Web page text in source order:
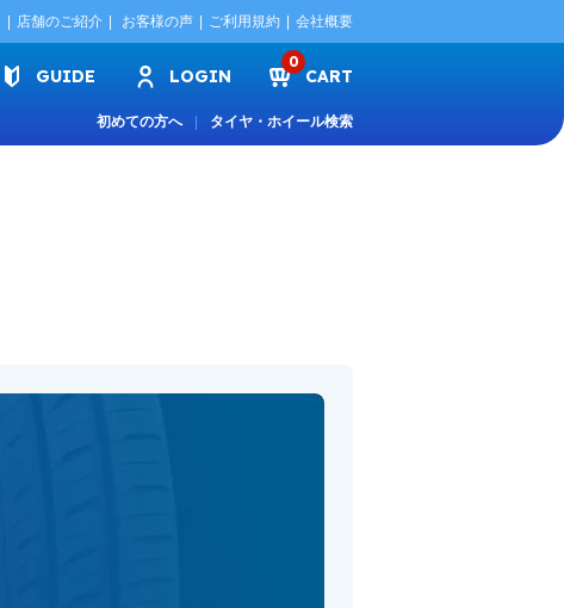
店舗のご紹介 お客様の声 ご利用規約 会社概要
GUIDE LOGIN
0
CART
初めての方へ タイヤ・ホイール検索